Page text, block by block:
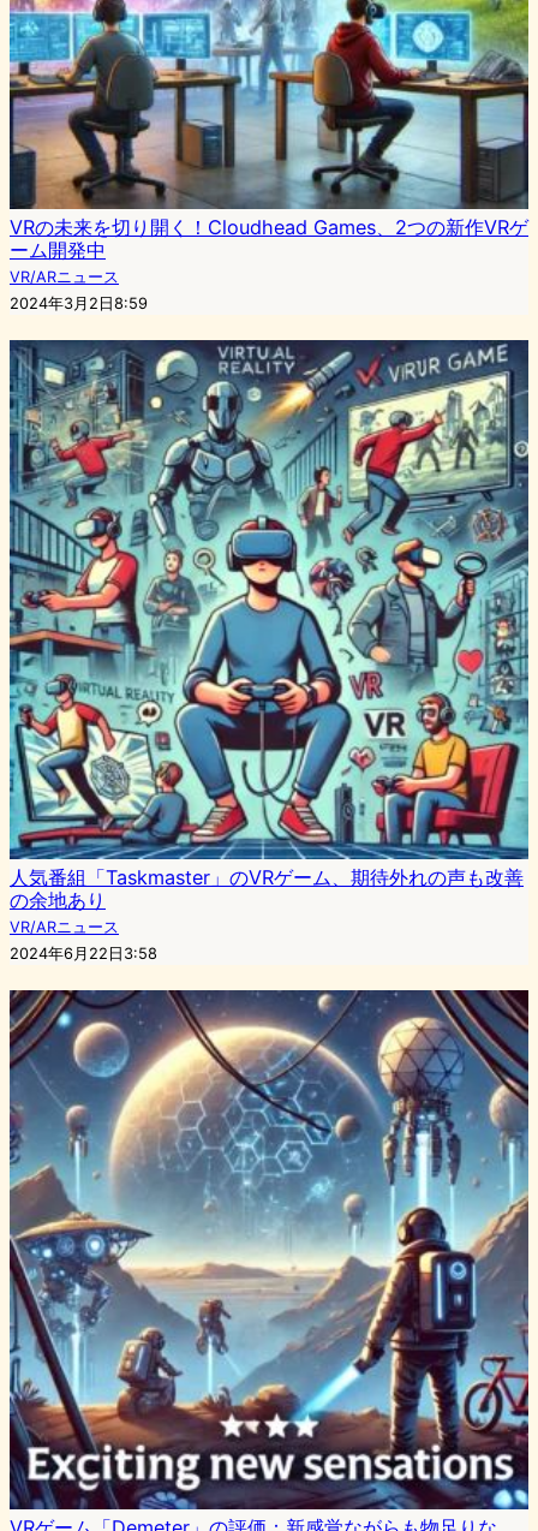
VRの未来を切り開く！Cloudhead Games、2つの新作VRゲ
ーム開発中
VR/ARニュース
2024年3月2日8:59
人気番組「Taskmaster」のVRゲーム、期待外れの声も改善
の余地あり
VR/ARニュース
2024年6月22日3:58